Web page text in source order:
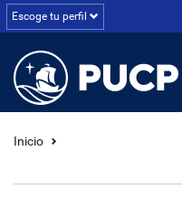
Escoge tu perfil
Inicio